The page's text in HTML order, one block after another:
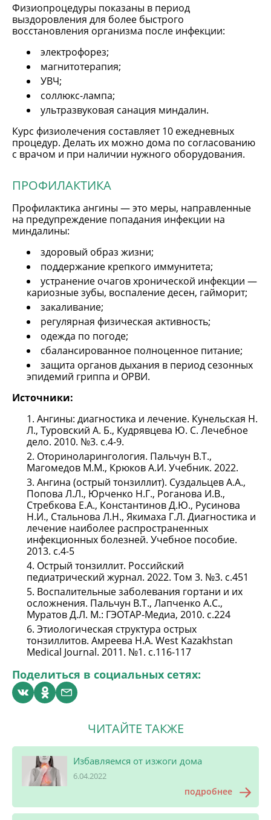
Физиопроцедуры показаны в период
выздоровления для более быстрого
восстановления организма после инфекции:
электрофорез;
магнитотерапия;
УВЧ;
соллюкс-лампа;
ультразвуковая санация миндалин.
Курс физиолечения составляет 10 ежедневных
процедур. Делать их можно дома по согласованию
с врачом и при наличии нужного оборудования.
ПРОФИЛАКТИКА
Профилактика ангины — это меры, направленные
на предупреждение попадания инфекции на
миндалины:
здоровый образ жизни;
поддержание крепкого иммунитета;
устранение очагов хронической инфекции —
кариозные зубы, воспаление десен, гайморит;
закаливание;
регулярная физическая активность;
одежда по погоде;
сбалансированное полноценное питание;
защита органов дыхания в период сезонных
эпидемий гриппа и ОРВИ.
Источники:
Ангины: диагностика и лечение. Кунельская Н.
Л., Туровский А. Б., Кудрявцева Ю. С. Лечебное
дело. 2010. №3. с.4-9.
Оториноларингология. Пальчун В.Т.,
Магомедов М.М., Крюков А.И. Учебник. 2022.
Ангина (острый тонзиллит). Суздальцев А.А.,
Попова Л.Л., Юрченко Н.Г., Роганова И.В.,
Стребкова Е.А., Константинов Д.Ю., Русинова
Н.И., Стальнова Л.Н., Якимаха Г.Л. Диагностика и
лечение наиболее распространенных
инфекционных болезней. Учебное пособие.
2013. с.4-5
Острый тонзиллит. Российский
педиатрический журнал. 2022. Том 3. №3. с.451
Воспалительные заболевания гортани и их
осложнения. Пальчун В.Т., Лапченко А.С.,
Муратов Д.Л. М.: ГЭОТАР-Медиа, 2010. с.224
Этиологическая структура острых
тонзиллитов. Амреева Н.А. West Kazakhstan
Medical Journal. 2011. №1. с.116-117
Поделиться в социальных сетях:
ЧИТАЙТЕ ТАКЖЕ
Избавляемся от изжоги дома
6.04.2022
подробнее